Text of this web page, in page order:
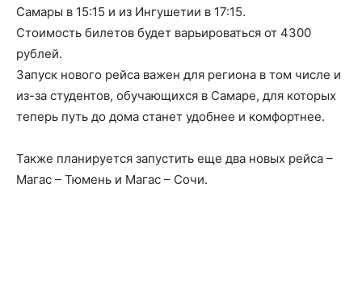
Самары в 15:15 и из Ингушетии в 17:15.
Стоимость билетов будет варьироваться от 4300
рублей.
Запуск нового рейса важен для региона в том числе и
из-за студентов, обучающихся в Самаре, для которых
теперь путь до дома станет удобнее и комфортнее.
Также планируется запустить еще два новых рейса –
Магас – Тюмень и Магас – Сочи.